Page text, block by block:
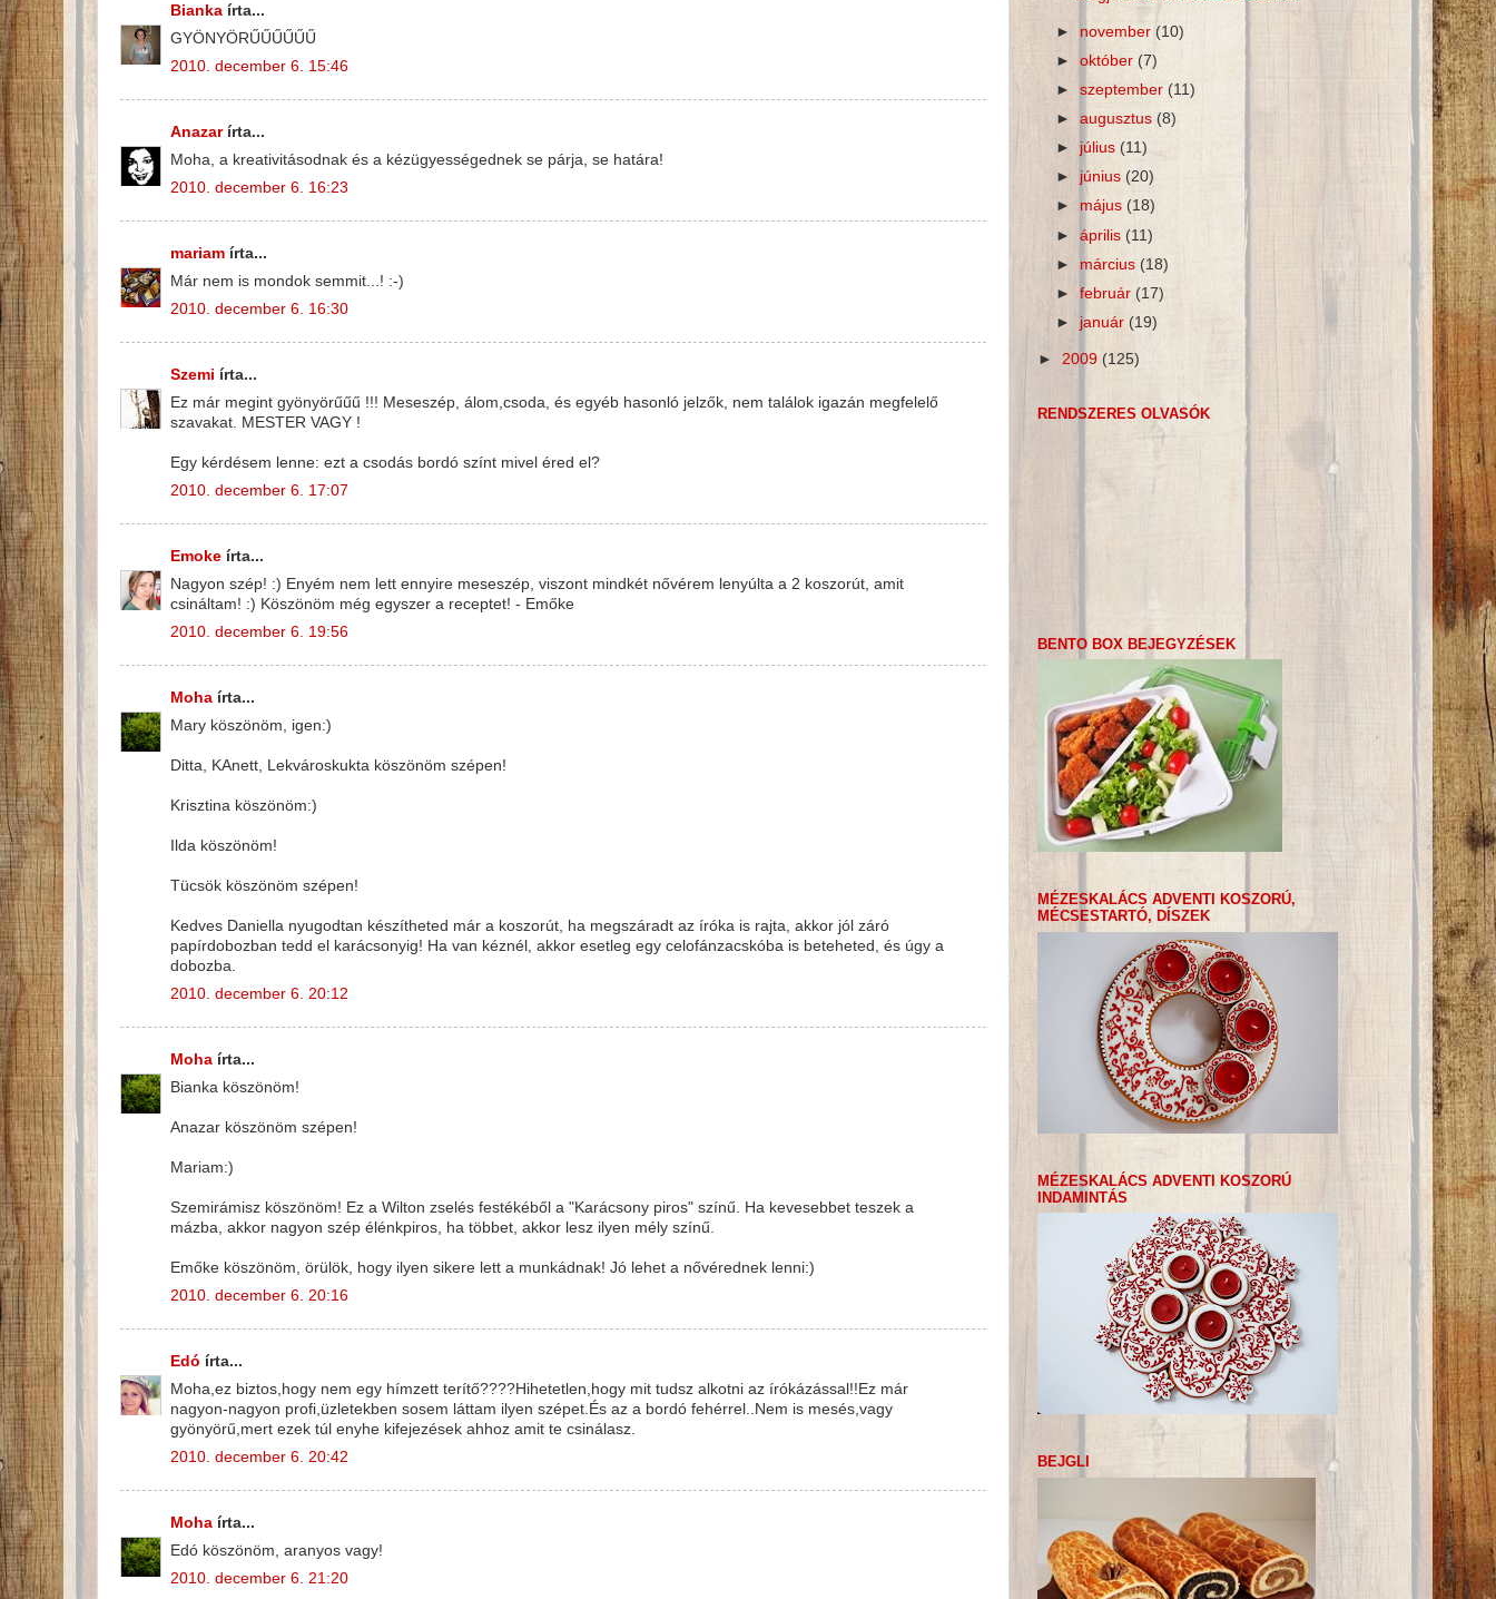
Bianka írta...
GYÖNYÖRŰŰŰŰŰŰ
2010. december 6. 15:46
Anazarírta...
Moha, a kreativitásodnak és a kézügyességednek se párja, se határa!
2010. december 6. 16:23
mariam írta...
Már nem is mondok semmit...! :-)
2010. december 6. 16:30
Szemi írta...
Ez már megint gyönyörűűű !!! Meseszép, álom,csoda, és egyéb hasonló jelzők, nem találok igazán megfelelő
szavakat. MESTER VAGY !
Egy kérdésem lenne: ezt a csodás bordó színt mivel éred el?
2010. december 6. 17:07
Emoke írta...
Nagyon szép! :) Enyém nem lett ennyire meseszép, viszont mindkét nővérem lenyúlta a 2 koszorút, amit
csináltam! :) Köszönöm még egyszer a receptet! - Emőke
2010. december 6. 19:56
Moha írta...
Mary köszönöm, igen:)
Ditta, KAnett, Lekvároskukta köszönöm szépen!
Krisztina köszönöm:)
Ilda köszönöm!
Tücsök köszönöm szépen!
Kedves Daniella nyugodtan készítheted már a koszorút, ha megszáradt az íróka is rajta, akkor jól záró
papírdobozban tedd el karácsonyig! Ha van kéznél, akkor esetleg egy celofánzacskóba is beteheted, és úgy a
dobozba.
2010. december 6. 20:12
Moha írta...
Bianka köszönöm!
Anazar köszönöm szépen!
Mariam:)
Szemirámisz köszönöm! Ez a Wilton zselés festékéből a "Karácsony piros" színű. Ha kevesebbet teszek a
mázba, akkor nagyon szép élénkpiros, ha többet, akkor lesz ilyen mély színű.
Emőke köszönöm, örülök, hogy ilyen sikere lett a munkádnak! Jó lehet a nővérednek lenni:)
2010. december 6. 20:16
Edó írta...
Moha,ez biztos,hogy nem egy hímzett terítő????Hihetetlen,hogy mit tudsz alkotni az írókázással!!Ez már
nagyon-nagyon profi,üzletekben sosem láttam ilyen szépet.És az a bordó fehérrel..Nem is mesés,vagy
gyönyörű,mert ezek túl enyhe kifejezések ahhoz amit te csinálasz.
2010. december 6. 20:42
Moha írta...
Edó köszönöm, aranyos vagy!
2010. december 6. 21:20
► november (10)
►október (7)
►szeptember (11)
►augusztus(8)
► július (11)
► június (20)
► május (18)
►április (11)
► március (18)
►február (17)
► január (19)
► 2009 (125)
RENDSZERES OLVASÓK
BENTO BOX BEJEGYZÉSEK
MÉZESKALÁCS ADVENTI KOSZORÚ,
MÉCSESTARTÓ, DÍSZEK
MÉZESKALÁCS ADVENTI KOSZORÚ
INDAMINTÁS
BEJGLI